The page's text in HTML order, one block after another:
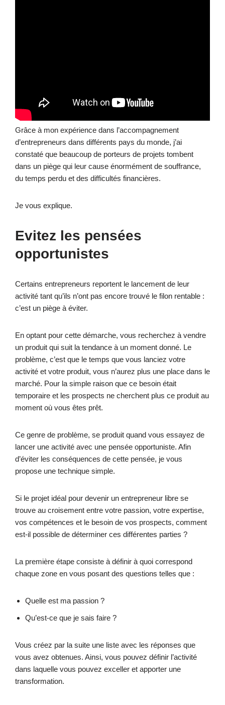
Grâce à mon expérience dans l’accompagnement
d’entrepreneurs dans différents pays du monde, j’ai
constaté que beaucoup de porteurs de projets tombent
dans un piège qui leur cause énormément de souffrance,
du temps perdu et des difficultés financières.
Je vous explique.
Evitez les pensées
opportunistes
Certains entrepreneurs reportent le lancement de leur
activité tant qu’ils n’ont pas encore trouvé le filon rentable :
c’est un piège à éviter.
En optant pour cette démarche, vous recherchez à vendre
un produit qui suit la tendance à un moment donné. Le
problème, c’est que le temps que vous lanciez votre
activité et votre produit, vous n’aurez plus une place dans le
marché. Pour la simple raison que ce besoin était
temporaire et les prospects ne cherchent plus ce produit au
moment où vous êtes prêt.
Ce genre de problème, se produit quand vous essayez de
lancer une activité avec une pensée opportuniste. Afin
d’éviter les conséquences de cette pensée, je vous
propose une technique simple.
Si le projet idéal pour devenir un entrepreneur libre se
trouve au croisement entre votre passion, votre expertise,
vos compétences et le besoin de vos prospects, comment
est-il possible de déterminer ces différentes parties ?
La première étape consiste à définir à quoi correspond
chaque zone en vous posant des questions telles que :
Quelle est ma passion ?
Qu’est-ce que je sais faire ?
Vous créez par la suite une liste avec les réponses que
vous avez obtenues. Ainsi, vous pouvez définir l’activité
dans laquelle vous pouvez exceller et apporter une
transformation.